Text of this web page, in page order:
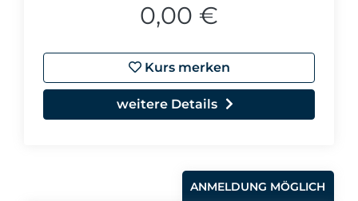
0,00 €
Kurs merken
weitere Details
ANMELDUNG MÖGLICH